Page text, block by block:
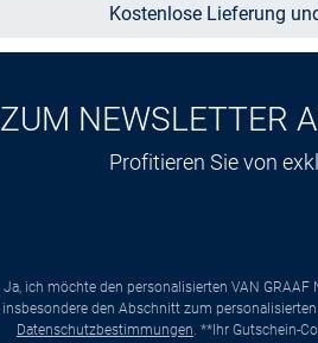
Kostenlose Lieferung
ZUM NEWSLETTER
Profitieren Sie von
Ja, ich möchte den personalisierten VAN
insbesondere den Abschnitt zum
Datenschutzbestimmungen . **Ihr Gutschein-